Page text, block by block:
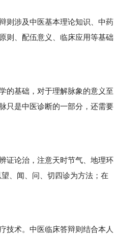
涉及中医基本理论知识、中药
则、配伍意义、临床应用等基础
的基础，对于理解脉象的意义至
只是中医诊断的一部分，还需要
论治，注意天时节气、地理环
、闻、问、切四诊为方法；在
术。中医临床答辩则结合本人